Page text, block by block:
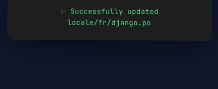
✨ Successfully updated
locale/fr/django.po